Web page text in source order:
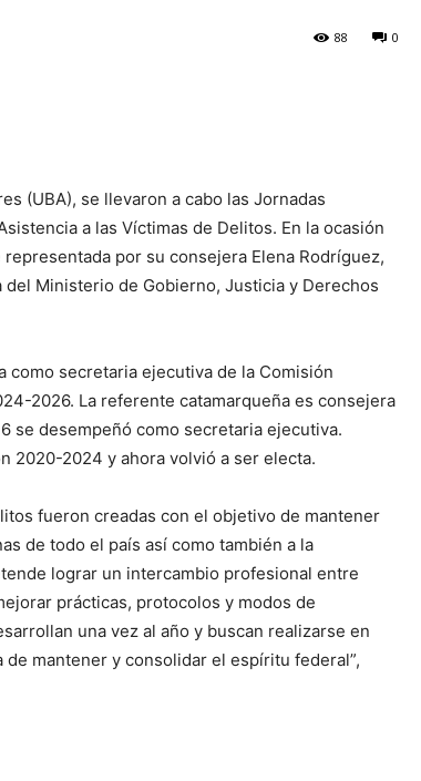
0
88
(UBA), se llevaron a cabo las Jornadas
a las Víctimas de Delitos. En la ocasión
por su consejera Elena Rodríguez,
Ministerio de Gobierno, Justicia y Derechos
como secretaria ejecutiva de la Comisión
2026. La referente catamarqueña es consejera
se desempeñó como secretaria ejecutiva.
2020-2024 y ahora volvió a ser electa.
fueron creadas con el objetivo de mantener
de todo el país así como también a la
lograr un intercambio profesional entre
prácticas, protocolos y modos de
una vez al año y buscan realizarse en
mantener y consolidar el espíritu federal”,